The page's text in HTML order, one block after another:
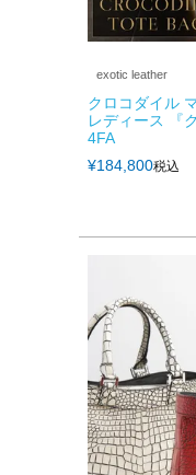
exotic leather
クロコダイル
レディース 『
4FA
¥184,800税込